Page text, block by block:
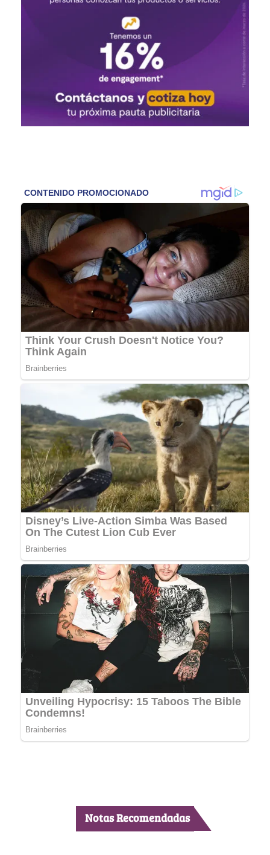
Notas Recomendadas